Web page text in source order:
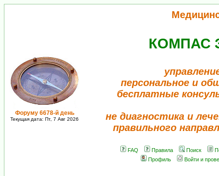
Форуму 6678-й день
Текущая дата: Пт, 7 Авг 2026
КОМПАС
персональное и
бесплатные
не диагностика и
правильного
FAQ Правила Поиск
Профиль
Войти и